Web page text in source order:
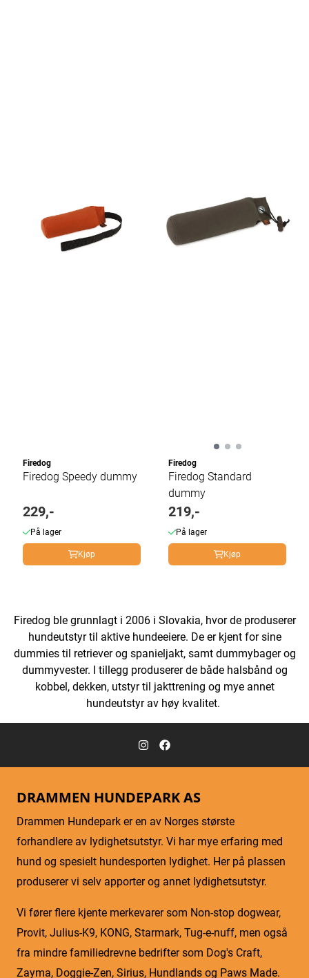
Firedog
Firedog Speedy dummy
229,-
På lager
Kjøp
Firedog
Firedog Standard
dummy
219,-
På lager
Kjøp
Firedog ble grunnlagt i 2006 i Slovakia, hvor de produserer
hundeutstyr til aktive hundeeiere. De er kjent for sine
dummies til retriever og spanieljakt, samt dummybager og
dummyvester. I tillegg produserer de både halsbånd og
kobbel, dekken, utstyr til jakttrening og mye annet
hundeutstyr av høy kvalitet.
DRAMMEN HUNDEPARK AS
Drammen Hundepark er en av Norges største
forhandlere av lydighetsutstyr. Vi har mye erfaring med
hund og spesielt hundesporten lydighet. Her på plassen
produserer vi selv apporter og annet lydighetsutstyr.
Vi fører flere kjente merkevarer som Non-stop dogwear,
Provit, Julius-K9, KONG, Starmark, Tug-e-nuff, men også
fra mindre familiedrevne bedrifter som Dog's Craft,
Zayma, Doggie-Zen, Sirius, Hundlands og Paws Made.